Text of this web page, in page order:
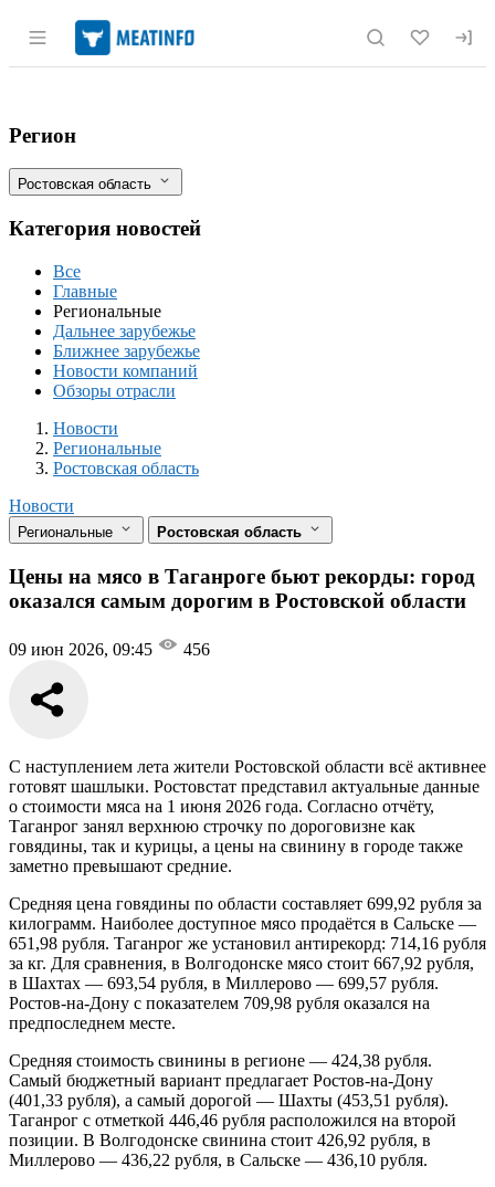
Раздел навигации по сайту
Цены на мясо в Таганроге бьют
Фильтры
Регион
Ростовская область
Категория новостей
Все
Главные
Региональные
Дальнее зарубежье
Ближнее зарубежье
Новости компаний
Обзоры отрасли
Новости
Разделы
Новости
Региональные
Ростовская область
Новости
Региональные Ростовская область
Цены на мясо в Таганроге бьют рекорды: город
оказался самым дорогим в Ростовской области
09 июн 2026, 09:45 456
С наступлением лета жители Ростовской области всё активнее
готовят шашлыки. Ростовстат представил актуальные данные
о стоимости мяса на 1 июня 2026 года. Согласно отчёту,
Таганрог занял верхнюю строчку по дороговизне как
говядины, так и курицы, а цены на свинину в городе также
заметно превышают средние.
Средняя цена говядины по области составляет 699,92 рубля за
килограмм. Наиболее доступное мясо продаётся в Сальске —
651,98 рубля. Таганрог же установил антирекорд: 714,16 рубля
за кг. Для сравнения, в Волгодонске мясо стоит 667,92 рубля,
в Шахтах — 693,54 рубля, в Миллерово — 699,57 рубля.
Ростов-на-Дону с показателем 709,98 рубля оказался на
предпоследнем месте.
Средняя стоимость свинины в регионе — 424,38 рубля.
Самый бюджетный вариант предлагает Ростов-на-Дону
(401,33 рубля), а самый дорогой — Шахты (453,51 рубля).
Таганрог с отметкой 446,46 рубля расположился на второй
позиции. В Волгодонске свинина стоит 426,92 рубля, в
Миллерово — 436,22 рубля, в Сальске — 436,10 рубля.